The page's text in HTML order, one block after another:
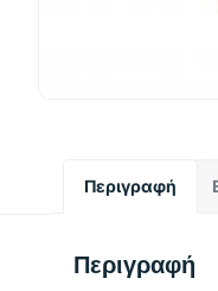
Περιγραφή
Περιγραφή